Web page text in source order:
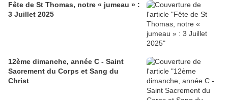
Fête de St Thomas, notre « jumeau » :
3 Juillet 2025
12ème dimanche, année C - Saint
Sacrement du Corps et Sang du
Christ